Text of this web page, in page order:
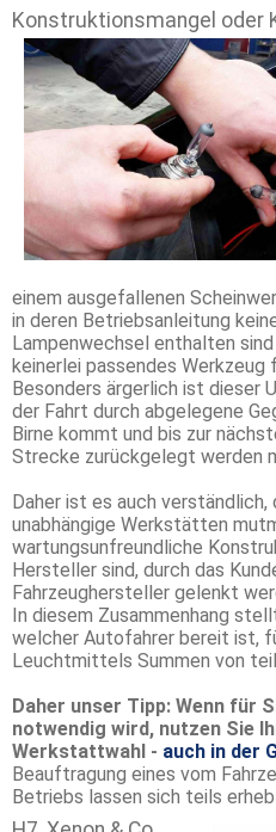
Konstruktionsmangel oder
einem ausgefallenen
in deren Betriebsanleitung
Lampenwechsel enthalten
keinerlei passendes Werkzeug
Besonders ärgerlich ist dieser
der Fahrt durch abgelegene
Birne kommt und bis zur
Strecke zurückgelegt werden
Daher ist es auch verständlich,
unabhängige Werkstätten
wartungsunfreundliche
Hersteller sind, durch das
Fahrzeughersteller gelenkt
In diesem Zusammenhang
welcher Autofahrer bereit ist,
Leuchtmittels Summen von
Daher unser Tipp: Wenn für
notwendig wird, nutzen Sie
Werkstattwahl - auch in der
Beauftragung eines vom
Betriebs lassen sich teils